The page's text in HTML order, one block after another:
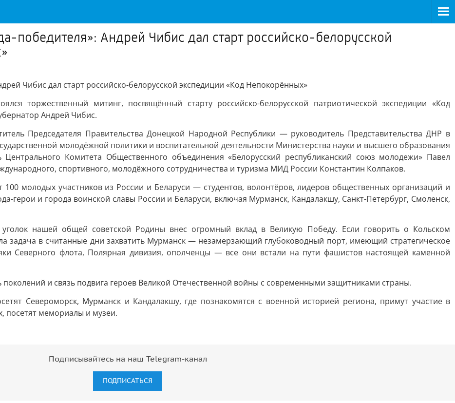
победителя»: Андрей Чибис дал старт российско-белорусской
Чибис дал старт российско-белорусской экспедиции «Код Непокорённых»
торжественный митинг, посвящённый старту российско-белорусской патриотической экспедиции «Код
Андрей Чибис.
Председателя Правительства Донецкой Народной Республики — руководитель Представительства ДНР в
молодёжной политики и воспитательной деятельности Министерства науки и высшего образования
Комитета Общественного объединения «Белорусский республиканский союз молодежи» Павел
спортивного, молодёжного сотрудничества и туризма МИД России Константин Колпаков.
молодых участников из России и Беларуси — студентов, волонтёров, лидеров общественных организаций и
герои и города воинской славы России и Беларуси, включая Мурманск, Кандалакшу, Санкт-Петербург, Смоленск,
нашей общей советской Родины внес огромный вклад в Великую Победу. Если говорить о Кольском
задача в считанные дни захватить Мурманск — незамерзающий глубоководный порт, имеющий стратегическое
Северного флота, Полярная дивизия, ополченцы — все они встали на пути фашистов настоящей каменной
поколений и связь подвига героев Великой Отечественной войны с современными защитниками страны.
Североморск, Мурманск и Кандалакшу, где познакомятся с военной историей региона, примут участие в
посетят мемориалы и музеи.
Подписывайтесь на наш Telegram-канал
ПОДПИСАТЬСЯ